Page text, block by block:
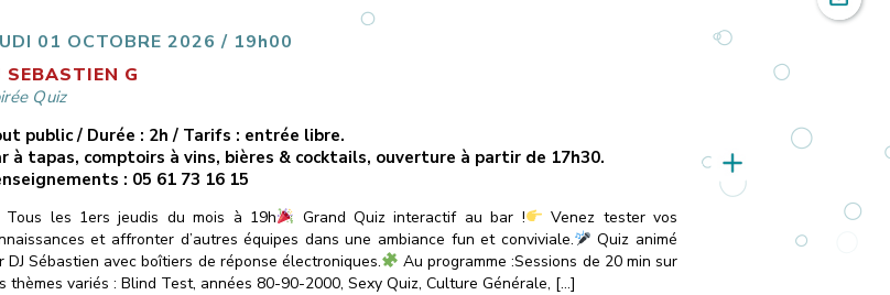
01 OCTOBRE 2026 / 19h00
SEBASTIEN G
Quiz
public / Durée : 2h / Tarifs : entrée libre.
à tapas, comptoirs à vins, bières & cocktails, ouverture à partir de 17h30.
: 05 61 73 16 15
Tous les 1ers jeudis du mois à 19h Grand Quiz interactif au bar !
Venez tester vos
et affronter d’autres équipes dans une ambiance fun et conviviale.
Quiz animé
DJ Sébastien avec boîtiers de réponse électroniques.
Au programme :Sessions de 20 min sur
thèmes variés : Blind Test, années 80-90-2000, Sexy Quiz, Culture Générale, […]